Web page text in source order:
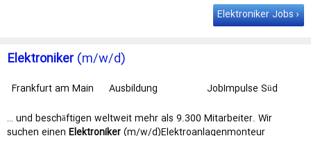
Elektroniker Jobs
Elektroniker (m/w/d)
Frankfurt am Main Ausbildung
JobImpulse Süd
… und beschäftigen weltweit mehr als 9.300 Mitarbeiter. Wir
suchen einen Elektroniker(m/w/d)Elektroanlagenmonteur